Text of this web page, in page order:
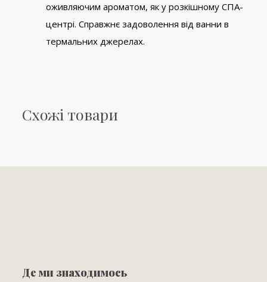
оживляючим ароматом, як у розкішному СПА-
центрі. Справжнє задоволення від ванни в
термальних джерелах.
Схожі товари
Де ми знаходимось